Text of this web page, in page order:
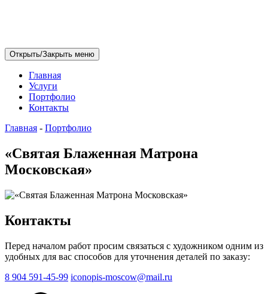
Открыть/Закрыть меню
Главная
Услуги
Портфолио
Контакты
Главная - Портфолио
«Святая Блаженная Матрона
Московская»
Контакты
Перед началом работ просим связаться с художником одним из
удобных для вас способов для уточнения деталей по заказу:
8 904 591-45-99 iconopis-moscow@mail.ru